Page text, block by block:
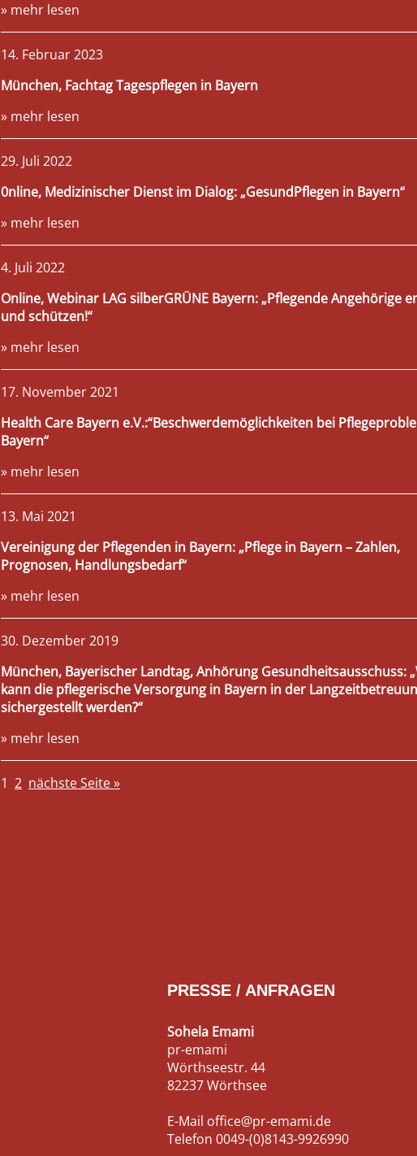
» mehr lesen
14. Februar 2023
München, Fachtag Tagespflegen in Bayern
» mehr lesen
29. Juli 2022
0nline, Medizinischer Dienst im Dialog: „GesundPflegen in Bayern“
» mehr lesen
4. Juli 2022
Online, Webinar LAG silberGRÜNE Bayern: „Pflegende Angehörige
und schützen!“
» mehr lesen
17. November 2021
Health Care Bayern e.V.:“Beschwerdemöglichkeiten bei
Bayern“
» mehr lesen
13. Mai 2021
Vereinigung der Pflegenden in Bayern: „Pflege in Bayern – Zahlen,
Prognosen, Handlungsbedarf“
» mehr lesen
30. Dezember 2019
München, Bayerischer Landtag, Anhörung Gesundheitsausschuss:
kann die pflegerische Versorgung in Bayern in der
sichergestellt werden?“
» mehr lesen
1 2 nächste Seite »
PRESSE / ANFRAGEN
Sohela Emami
pr-emami
Wörthseestr. 44
82237 Wörthsee
E-Mail office@pr-emami.de
Telefon 0049-(0)8143-9926990